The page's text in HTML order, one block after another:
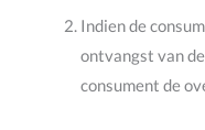
Indien de
ontvangst van
consument de